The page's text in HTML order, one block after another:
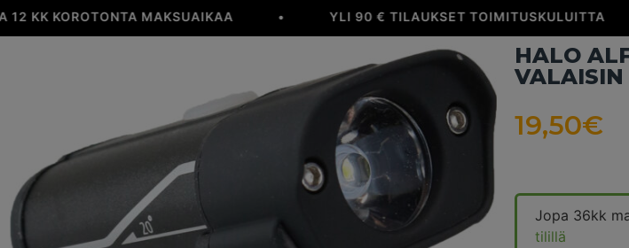
KK KOROTONTA MAKSUAIKAA YLI 90 € TILAUKSET TOIMITUSKULUITTA
HALO
VALAISIN
19,50€
Jopa 36kk
tilillä